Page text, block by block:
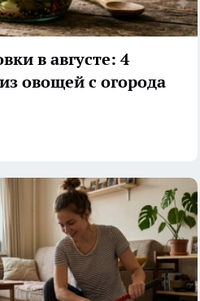
в августе: 4
овощей с огорода